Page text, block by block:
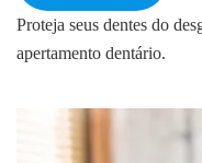
Proteja seus dentes do
apertamento dentário.